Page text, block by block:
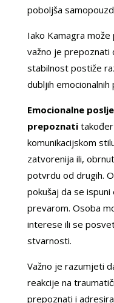
poboljša
Iako Kamagra
važno je prepoznati
stabilnost postiže
dubljih emocionalnih
Emocionalne
prepoznatitakođer
komunikacijskom
zatvorenija ili,
potvrdu od drugih.
pokušaj da se ispuni
prevarom. Osoba
interese ili se
stvarnosti.
Važno je razumjeti
reakcije na
prepoznati i